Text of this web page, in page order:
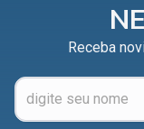
Receba